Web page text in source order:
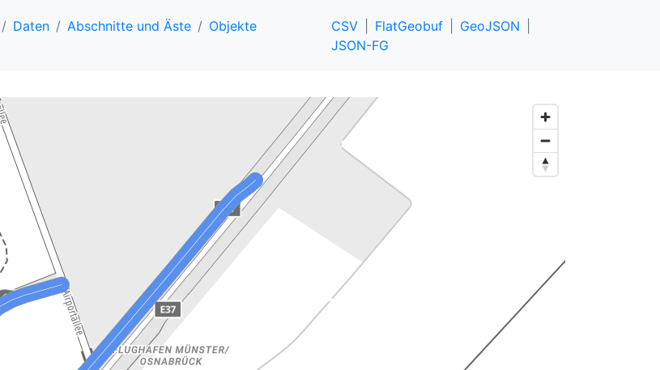
Daten Abschnitte und Äste
Objekte
CSV FlatGeobuf
GeoJSON
JSON-FG